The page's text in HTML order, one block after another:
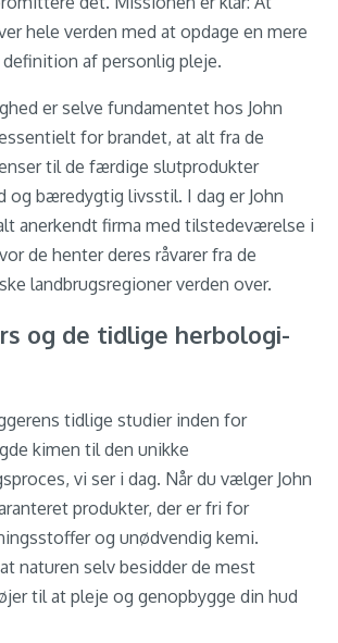
hele verden med at opdage en mere
af personlig pleje.
er selve fundamentet hos John
for brandet, at alt fra de
til de færdige slutprodukter
og bæredygtig livsstil. I dag er John
anerkendt firma med tilstedeværelse i
de henter deres råvarer fra de
landbrugsregioner verden over.
og de tidlige herbologi-
tidlige studier inden for
kimen til den unikke
vi ser i dag. Når du vælger John
produkter, der er fri for
og unødvendig kemi.
naturen selv besidder de mest
til at pleje og genopbygge din hud